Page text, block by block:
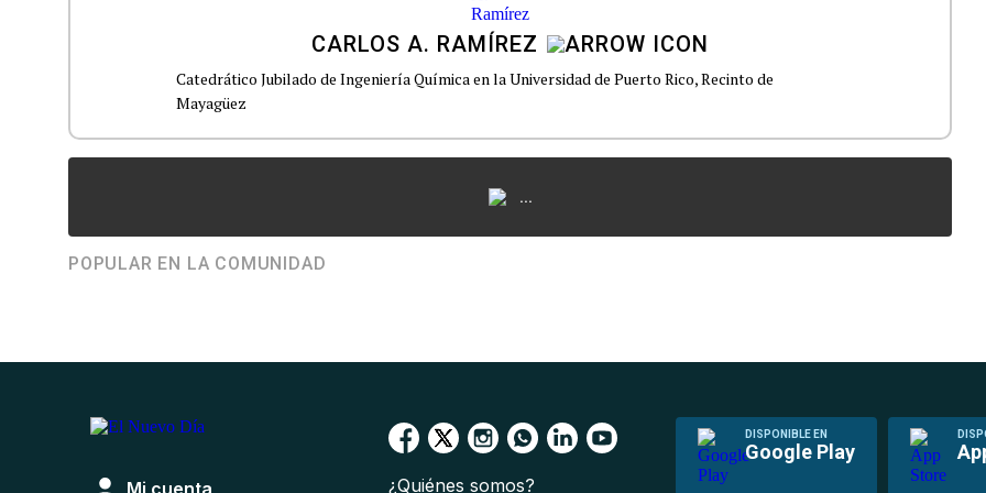
CARLOS A. RAMÍREZ
Catedrático Jubilado de Ingeniería Química en la Universidad de Puerto Rico, Recinto de
Mayagüez
...
POPULAR EN LA COMUNIDAD
DISPONIBLE EN
Google Play
¿Quiénes somos?